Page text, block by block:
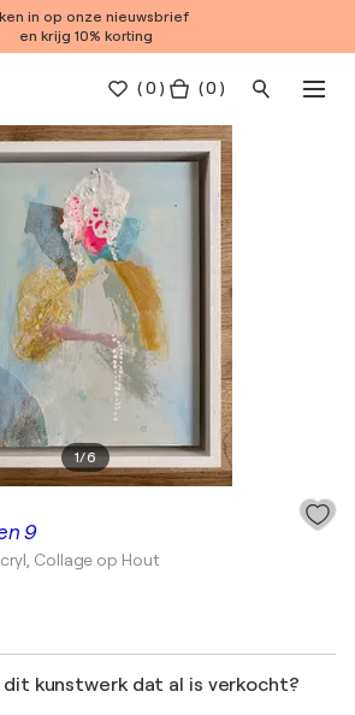
in op onze nieuwsbrief
en krijg 10% korting
(0 ) ( 0 )
1/6
9
Collage op Hout
kunstwerk dat al is verkocht?